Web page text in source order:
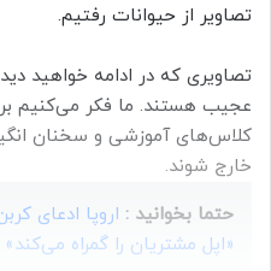
تصاویر از حیوانات رفتیم.
تصاویری که در ادامه خواهید
عجیب هستند. ما فکر می‌کنیم
کلاس‌های آموزشی و سخنان
خارج شوند.
حتما بخوانید : اروپا ادعای
«اپل مشتریان را گمراه می‌کند»